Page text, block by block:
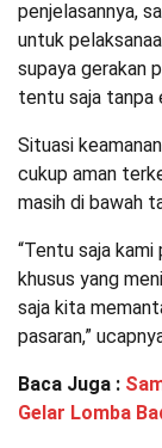
penjelasannya,
untuk
supaya gerakan
tentu saja tanpa
Situasi
cukup aman
masih di bawah
“Tentu saja
khusus yang
saja kita
pasaran,”
Baca Juga :
Gelar Lomba